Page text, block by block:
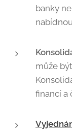
banky
může
financí a